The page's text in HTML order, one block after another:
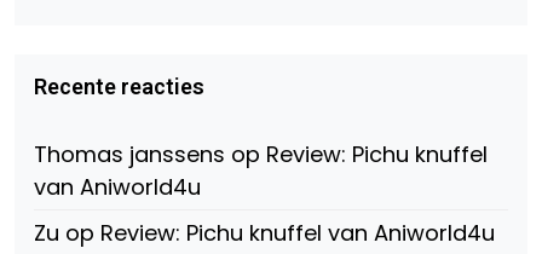
Beauty-
147775071915783/?
Facebook
op
Twitter
op
Instagram
Recente reacties
Thomas janssens op Review: Pichu knuffel
van Aniworld4u
Zu op Review: Pichu knuffel van Aniworld4u